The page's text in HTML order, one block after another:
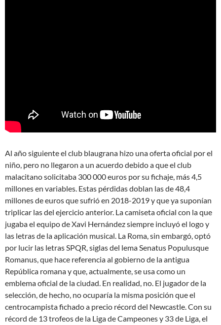
Al año siguiente el club blaugrana hizo una oferta oficial por el
niño, pero no llegaron a un acuerdo debido a que el club
malacitano solicitaba 300 000 euros por su fichaje, más 4,5
millones en variables. Estas pérdidas doblan las de 48,4
millones de euros que sufrió en 2018-2019 y que ya suponían
triplicar las del ejercicio anterior. La camiseta oficial con la que
jugaba el equipo de Xavi Hernández siempre incluyó el logo y
las letras de la aplicación musical. La Roma, sin embargó, optó
por lucir las letras SPQR, siglas del lema Senatus Populusque
Romanus, que hace referencia al gobierno de la antigua
República romana y que, actualmente, se usa como un
emblema oficial de la ciudad. En realidad, no. El jugador de la
selección, de hecho, no ocuparía la misma posición que el
centrocampista fichado a precio récord del Newcastle. Con su
récord de 13 trofeos de la Liga de Campeones y 33 de Liga, el